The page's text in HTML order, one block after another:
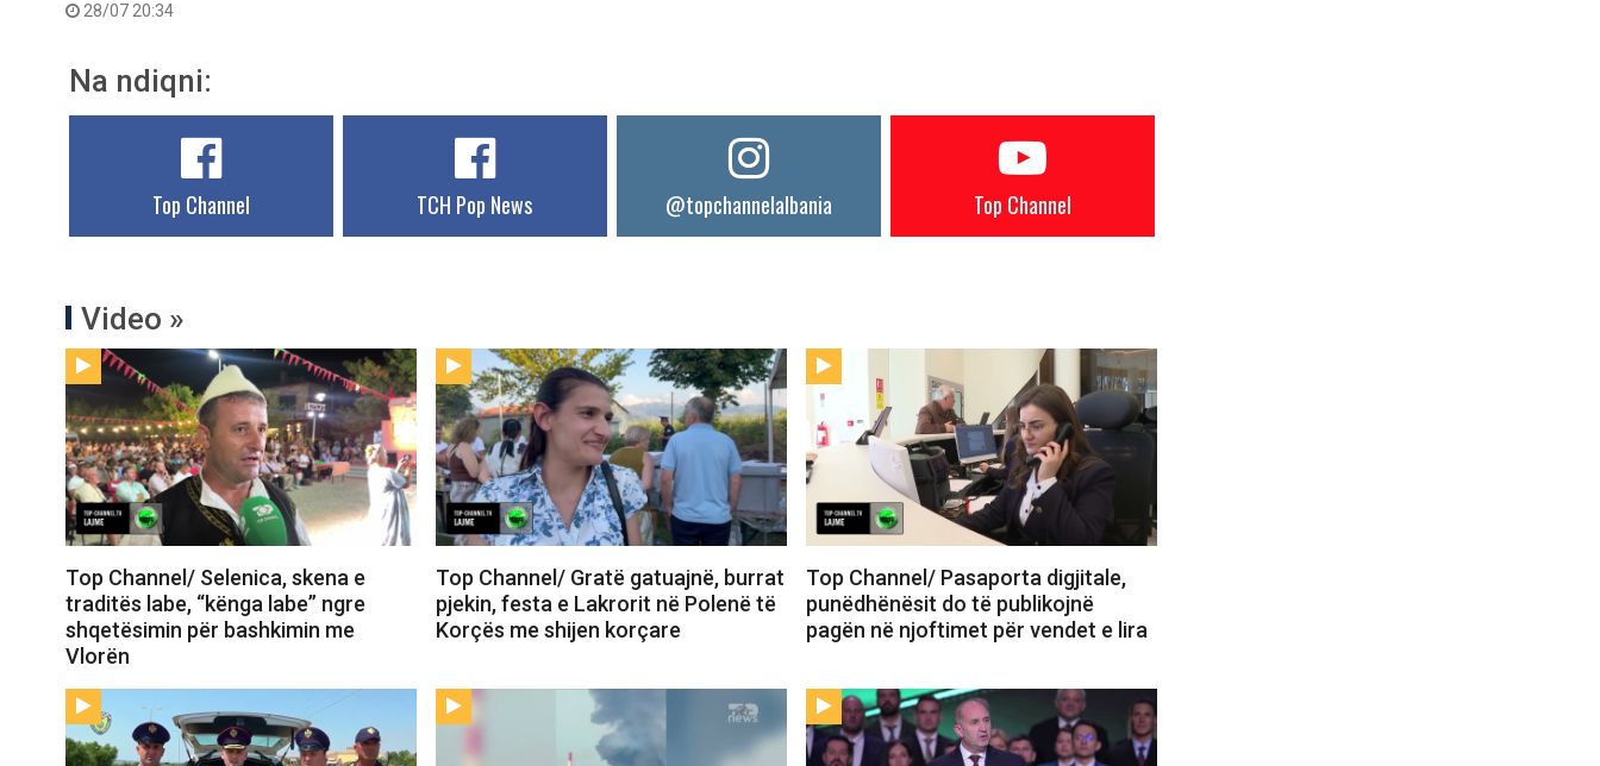
28/07 20:34
Na ndiqni:
Top Channel TCH Pop News @topchannelalbania Top Channel
Video »
Top Channel/ Selenica, skena e
traditës labe, “kënga labe” ngre
shqetësimin për bashkimin me
Vlorën
Top Channel/ Gratë gatuajnë, burrat
pjekin, festa e Lakrorit në Polenë të
Korçës me shijen korçare
Top Channel/ Pasaporta digjitale,
punëdhënësit do të publikojnë
pagën në njoftimet për vendet e lira